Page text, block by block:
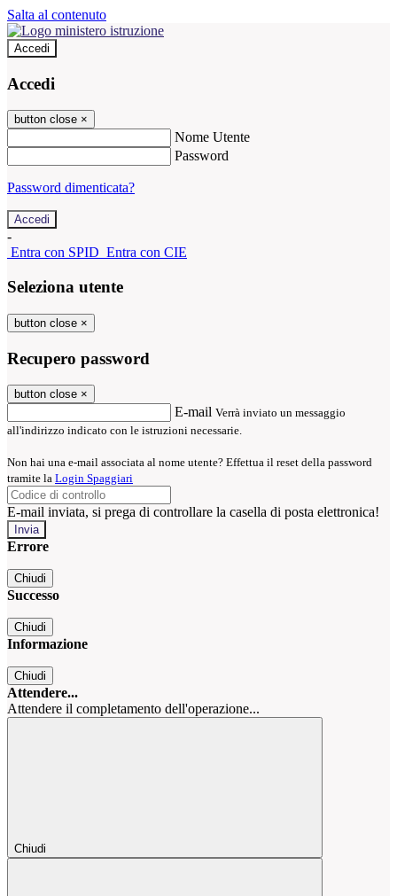
Salta al contenuto
Accedi
Accedi
button close ×
Nome Utente
Password
Password dimenticata?
-
Entra con SPID Entra con CIE
Seleziona utente
button close ×
Recupero password
button close ×
E-mail Verrà inviato un messaggio
all'indirizzo indicato con le istruzioni necessarie.
Non hai una e-mail associata al nome utente? Effettua il reset della password
tramite la Login Spaggiari
E-mail inviata, si prega di controllare la casella di posta elettronica!
Errore
Chiudi
Successo
Chiudi
Informazione
Chiudi
Attendere...
Attendere il completamento dell'operazione...
Chiudi